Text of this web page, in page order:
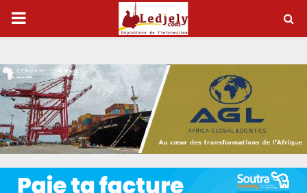
P
I
M
A